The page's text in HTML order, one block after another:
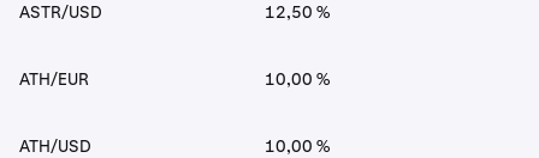
ASTR/USD 12,50 %
ATH/EUR 10,00 %
ATH/USD 10,00 %